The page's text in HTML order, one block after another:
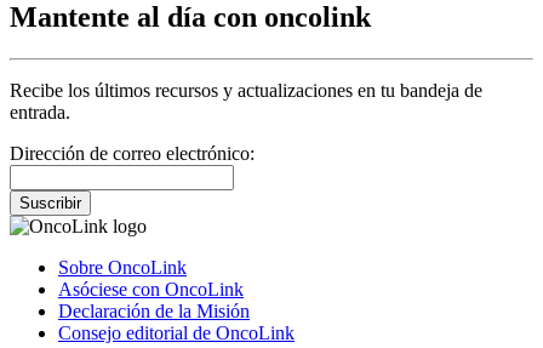
Mantente al día con oncolink
Recibe los últimos recursos y actualizaciones en tu bandeja de
entrada.
Dirección de correo electrónico:
Suscribir
Sobre OncoLink
Asóciese con OncoLink
Declaración de la Misión
Consejo editorial de OncoLink